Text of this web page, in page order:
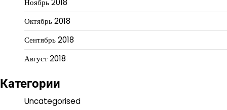
Ноябрь 2018
Октябрь 2018
Сентябрь 2018
Август 2018
Категории
Uncategorised